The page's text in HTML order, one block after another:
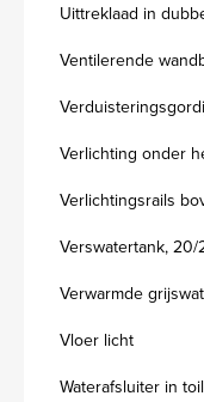
Uittreklaad in
Ventilerende
Verlichting onder
Verlichtingsrails
Verswatertank,
Verwarmde
Vloer licht
Waterafsluiter in